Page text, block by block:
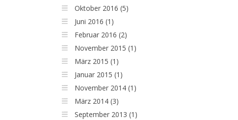
Oktober 2016 (5)
Juni 2016 (1)
Februar 2016 (2)
November 2015 (1)
März 2015 (1)
Januar 2015 (1)
November 2014 (1)
März 2014 (3)
September 2013 (1)